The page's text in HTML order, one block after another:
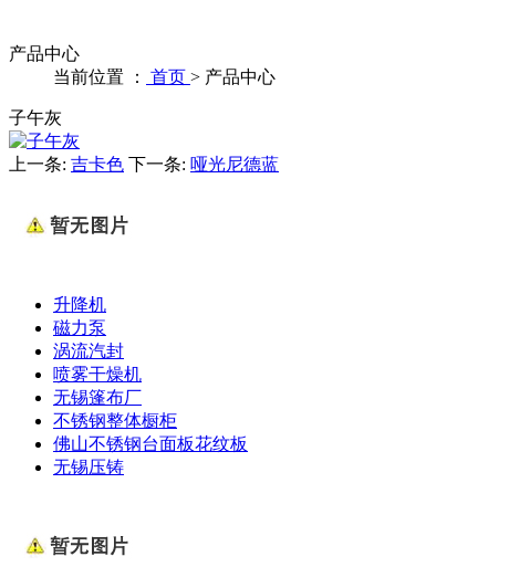
产品中心
当前位置 ：
首页 > 产品中心
子午灰
上一条: 吉卡色 下一条: 哑光尼德蓝
升降机
磁力泵
涡流汽封
喷雾干燥机
无锡篷布厂
不锈钢整体橱柜
佛山不锈钢台面板花纹板
无锡压铸